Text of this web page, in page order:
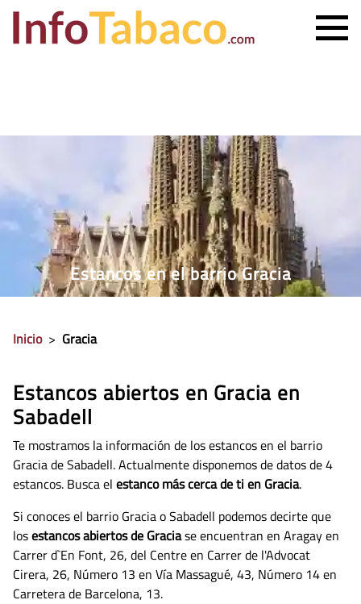
ESTANCO MÁS CERCANO
Estancos en el barrio Gracia
Inicio > Gracia
Estancos abiertos en Gracia en
Sabadell
Te mostramos la información de los estancos en el barrio
Gracia de Sabadell. Actualmente disponemos de datos de4
estancos. Busca el estanco más cerca de ti en Gracia.
Si conoces el barrio Gracia o Sabadell podemos decirte que
losestancos abiertos de Graciase encuentran en Aragay en
Carrer d`En Font, 26, del Centre en Carrer de l'Advocat
Cirera, 26, Número 13 en Vía Massagué, 43, Número 14 en
Carretera de Barcelona, 13.